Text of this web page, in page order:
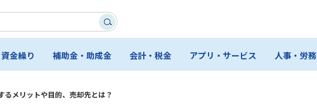
資金繰り 補助金・助成金 会計・税金 アプリ・サービス 人事・労務
るメリットや目的、売却先とは？